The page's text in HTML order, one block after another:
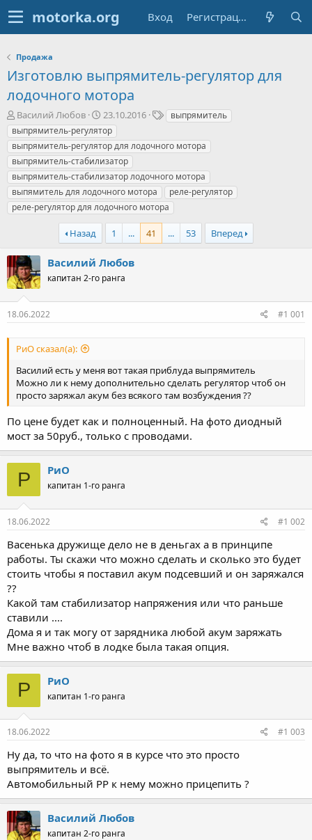
Вход Регистрация
Продажа
Изготовлю выпрямитель-регулятор для
лодочного мотора
А
в
т
о
р
т
е
м
ы
Василий Любов
Д
а
т
а
н
а
ч
а
л
а
23.10.2016
Т
г
и
выпрямитель
выпрямитель-регулятор
выпрямитель-регулятор для лодочного мотора
выпрямитель-стабилизатор
выпрямитель-стабилизатор лодочного мотора
выпямитель для лодочного мотора
реле-регулятор
реле-регулятор для лодочного мотора
Назад 1 ... 41 ... 53 Вперед
Василий Любов
капитан 2-го ранга
18.06.2022 #1 001
РиО сказал(а):
Василий есть у меня вот такая приблуда выпрямитель
Можно ли к нему дополнительно сделать регулятор чтоб он
просто заряжал акум без всякого там возбуждения ??
По цене будет как и полноценный. На фото диодный
мост за 50руб., только с проводами.
Р РиО
капитан 1-го ранга
18.06.2022 #1 002
Васенька дружище дело не в деньгах а в принципе
работы. Ты скажи что можно сделать и сколько это будет
стоить чтобы я поставил акум подсевший и он заряжался
??
Какой там стабилизатор напряжения или что раньше
ставили ....
Дома я и так могу от зарядника любой акум заряжать
Мне важно чтоб в лодке была такая опция.
Р РиО
капитан 1-го ранга
18.06.2022 #1 003
Ну да, то что на фото я в курсе что это просто
выпрямитель и всё.
Автомобильный РР к нему можно прицепить ?
Василий Любов
капитан 2-го ранга